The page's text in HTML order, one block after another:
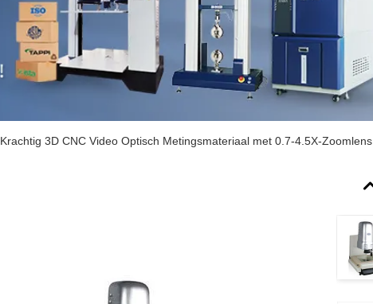
Krachtig 3D CNC Video Optisch Metingsmateriaal met 0.7-4.5X-Zoomlens